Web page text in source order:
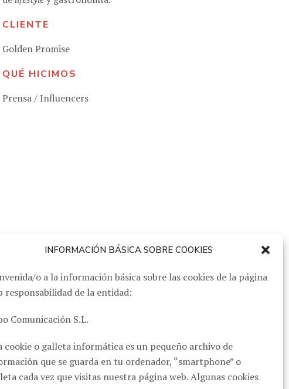
INFORMACIÓN BÁSICA SOBRE COOKIES
o a la información básica sobre las cookies de la página
responsabilidad de la entidad:
Comunicación S.L.
cookie o galleta informática es un pequeño archivo de
que se guarda en tu ordenador, “smartphone” o
cada vez que visitas nuestra página web. Algunas cookies
CLIENTE
Golden Promise
QUÉ HICIMOS
Prensa / Influencers